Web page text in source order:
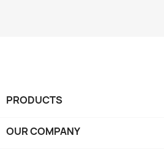
PRODUCTS
OUR COMPANY